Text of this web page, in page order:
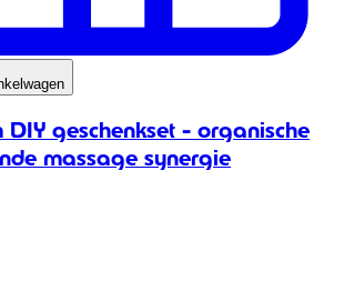
DIY geschenkset - organische
massage synergie